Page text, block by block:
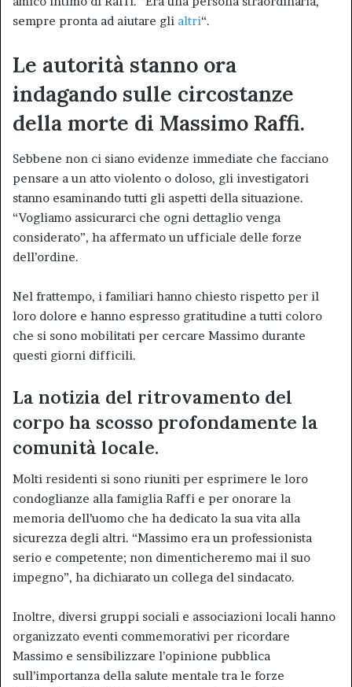
sempre pronta ad aiutare gli altri“.
Le autorità stanno ora
indagando sulle circostanze
della morte di Massimo Raffi.
Sebbene non ci siano evidenze immediate che facciano
pensare a un atto violento o doloso, gli investigatori
stanno esaminando tutti gli aspetti della situazione.
“Vogliamo assicurarci che ogni dettaglio venga
considerato”, ha affermato un ufficiale delle forze
dell’ordine.
Nel frattempo, i familiari hanno chiesto rispetto per il
loro dolore e hanno espresso gratitudine a tutti coloro
che si sono mobilitati per cercare Massimo durante
questi giorni difficili.
La notizia del ritrovamento del
corpo ha scosso profondamente la
comunità locale.
Molti residenti si sono riuniti per esprimere le loro
condoglianze alla famiglia Raffi e per onorare la
memoria dell’uomo che ha dedicato la sua vita alla
sicurezza degli altri. “Massimo era un professionista
serio e competente; non dimenticheremo mai il suo
impegno”, ha dichiarato un collega del sindacato.
Inoltre, diversi gruppi sociali e associazioni locali hanno
organizzato eventi commemorativi per ricordare
Massimo e sensibilizzare l’opinione pubblica
sull’importanza della salute mentale tra le forze